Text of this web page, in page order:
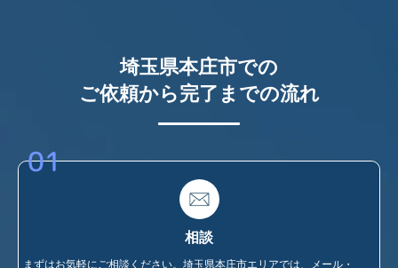
埼玉県本庄市での
ご依頼から完了までの流れ
01
相談
まずはお気軽にご相談ください。埼玉県本庄市エリアでは、メール・